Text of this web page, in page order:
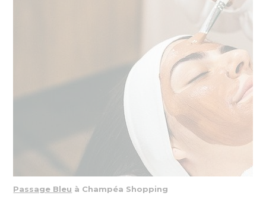
Passage Bleu à Champéa Shopping